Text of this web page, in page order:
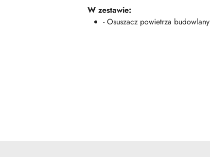
W zestawie:
- Osuszacz powietrza budowlany